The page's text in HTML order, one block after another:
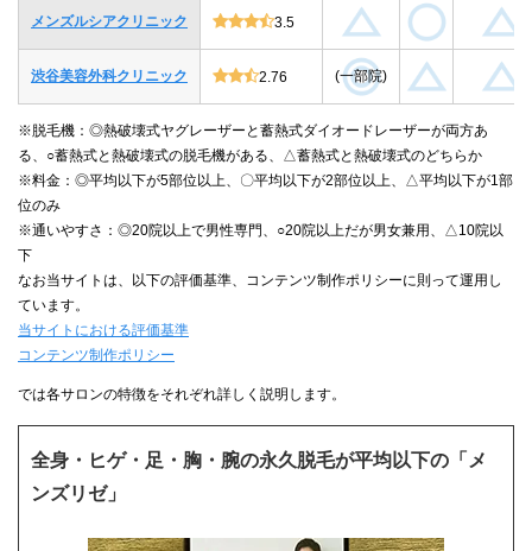
メンズルシアクリニック 3.5
渋谷美容外科クリニック 2.76 (一部院)
※脱毛機：◎熱破壊式ヤグレーザーと蓄熱式ダイオードレーザーが両方あ
る、○蓄熱式と熱破壊式の脱毛機がある、△蓄熱式と熱破壊式のどちらか
※料金：◎平均以下が5部位以上、〇平均以下が2部位以上、△平均以下が1部
位のみ
※通いやすさ：◎20院以上で男性専門、○20院以上だが男女兼用、△10院以
下
なお当サイトは、以下の評価基準、コンテンツ制作ポリシーに則って運用し
ています。
当サイトにおける評価基準
コンテンツ制作ポリシー
では各サロンの特徴をそれぞれ詳しく説明します。
全身・ヒゲ・足・胸・腕の永久脱毛が平均以下の「メ
ンズリゼ」